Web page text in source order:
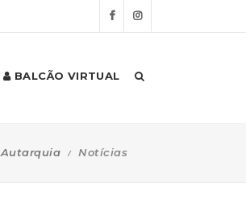
BALCÃO VIRTUAL
Autarquia Notícias